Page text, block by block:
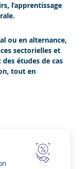
l’apprentissage
ou en alternance,
sectorielles et
études de cas
tout en